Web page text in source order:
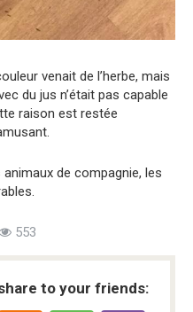
venait de l’herbe, mais
du jus n’était pas capable
raison est restée
de compagnie, les
553
to your friends: